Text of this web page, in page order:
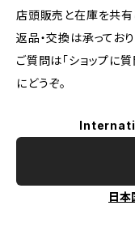
店頭販売と在庫を共有
返品・交換は承っており
ご質問は「ショップに
にどうぞ。
日本